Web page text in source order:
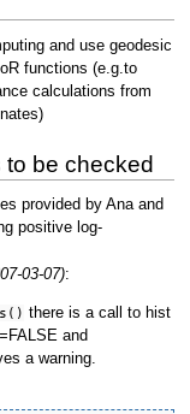
and use geodesic
functions (e.g.to
calculations from
be checked
provided by Ana and
positive log-
03-07):
there is a call to hist
and
a warning.